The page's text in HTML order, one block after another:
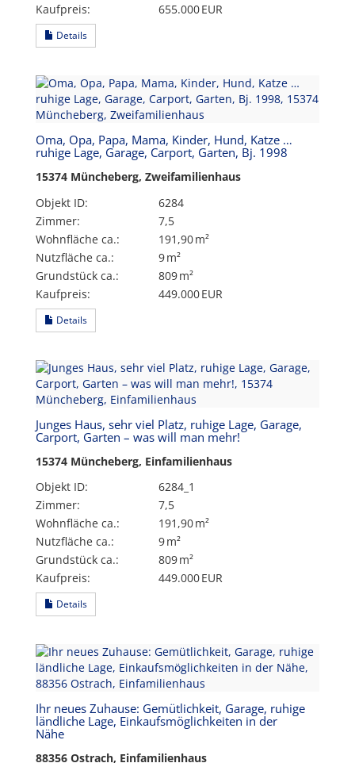
Kaufpreis:
655.000 EUR
Details
Oma, Opa, Papa, Mama, Kinder, Hund, Katze …
ruhige Lage, Garage, Carport, Garten, Bj. 1998
15374 Müncheberg, Zweifamilienhaus
Objekt ID:
6284
Zimmer:
7,5
Wohnfläche ca.:
191,90 m²
Nutzfläche ca.:
9 m²
Grund­stück ca.:
809 m²
Kaufpreis:
449.000 EUR
Details
Junges Haus, sehr viel Platz, ruhige Lage, Garage,
Carport, Garten – was will man mehr!
15374 Müncheberg, Einfamilienhaus
Objekt ID:
6284_1
Zimmer:
7,5
Wohnfläche ca.:
191,90 m²
Nutzfläche ca.:
9 m²
Grund­stück ca.:
809 m²
Kaufpreis:
449.000 EUR
Details
Ihr neues Zuhause: Gemütlichkeit, Garage, ruhige
ländliche Lage, Einkaufsmöglichkeiten in der
Nähe
88356 Ostrach, Einfamilienhaus